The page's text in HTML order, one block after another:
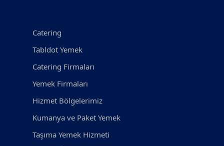
Catering
Tabldot Yemek
Catering Firmaları
Yemek Firmaları
Hizmet Bölgelerimiz
Kumanya ve Paket Yemek
Taşıma Yemek Hizmeti